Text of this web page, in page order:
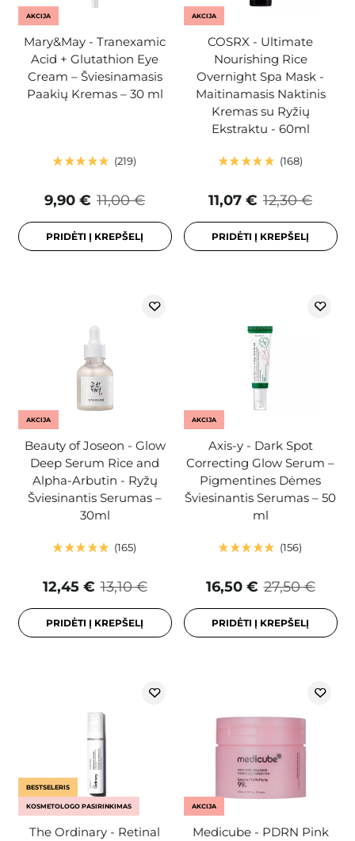
AKCIJA
Mary&May - Tranexamic
Acid + Glutathion Eye
Cream – Šviesinamasis
Paakių Kremas – 30 ml
219
11,00 €
9,90 €
PRIDĖTI Į KREPŠELĮ
AKCIJA
COSRX - Ultimate
Nourishing Rice
Overnight Spa Mask -
Maitinamasis Naktinis
Kremas su Ryžių
Ekstraktu - 60ml
168
12,30 €
11,07 €
PRIDĖTI Į KREPŠELĮ
AKCIJA
Beauty of Joseon - Glow
Deep Serum Rice and
Alpha-Arbutin - Ryžų
Šviesinantis Serumas –
30ml
165
13,10 €
12,45 €
PRIDĖTI Į KREPŠELĮ
AKCIJA
Axis-y - Dark Spot
Correcting Glow Serum –
Pigmentines Dėmes
Šviesinantis Serumas – 50
ml
156
27,50 €
16,50 €
PRIDĖTI Į KREPŠELĮ
BESTSELERIS
KOSMETOLOGO PASIRINKIMAS
The Ordinary - Retinal
AKCIJA
Medicube - PDRN Pink